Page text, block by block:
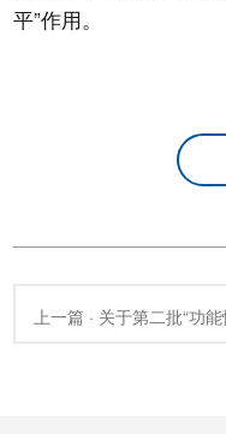
平”作用。
上一篇 · 关于第二批“功能